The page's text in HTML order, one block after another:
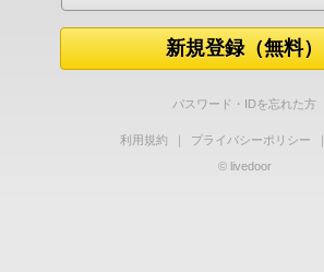
新規登録（無料）
パスワード・IDを忘れた方
利用規約 ｜ プライバシーポリシー ｜
© livedoor